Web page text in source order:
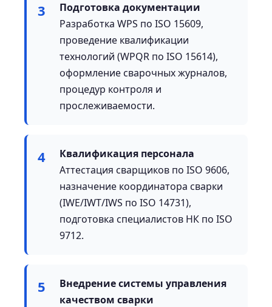
3
Подготовка документации
Разработка WPS по ISO 15609,
проведение квалификации
технологий (WPQR по ISO 15614),
оформление сварочных журналов,
процедур контроля и
прослеживаемости.
4
Квалификация персонала
Аттестация сварщиков по ISO 9606,
назначение координатора сварки
(IWE/IWT/IWS по ISO 14731),
подготовка специалистов НК по ISO
9712.
5
Внедрение системы управления
качеством сварки